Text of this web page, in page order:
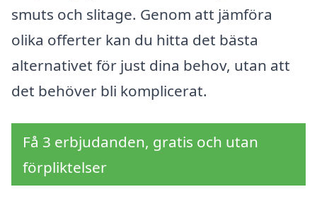
smuts och slitage. Genom att jämföra
olika offerter kan du hitta det bästa
alternativet för just dina behov, utan att
det behöver bli komplicerat.
Få 3 erbjudanden, gratis och utan
förpliktelser